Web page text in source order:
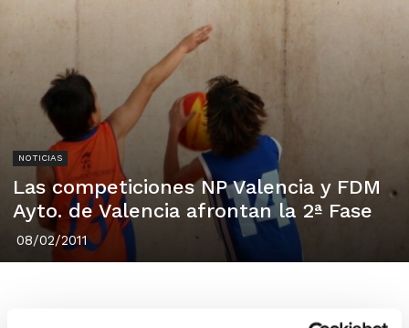
NOTICIAS
Las competiciones NP Valencia y FDM
Ayto. de Valencia afrontan la 2ª Fase
08/02/2011